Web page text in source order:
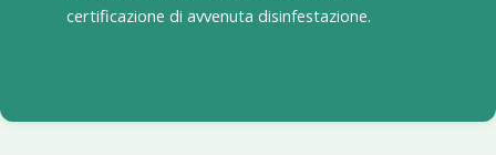
certificazione di avvenuta disinfestazione.